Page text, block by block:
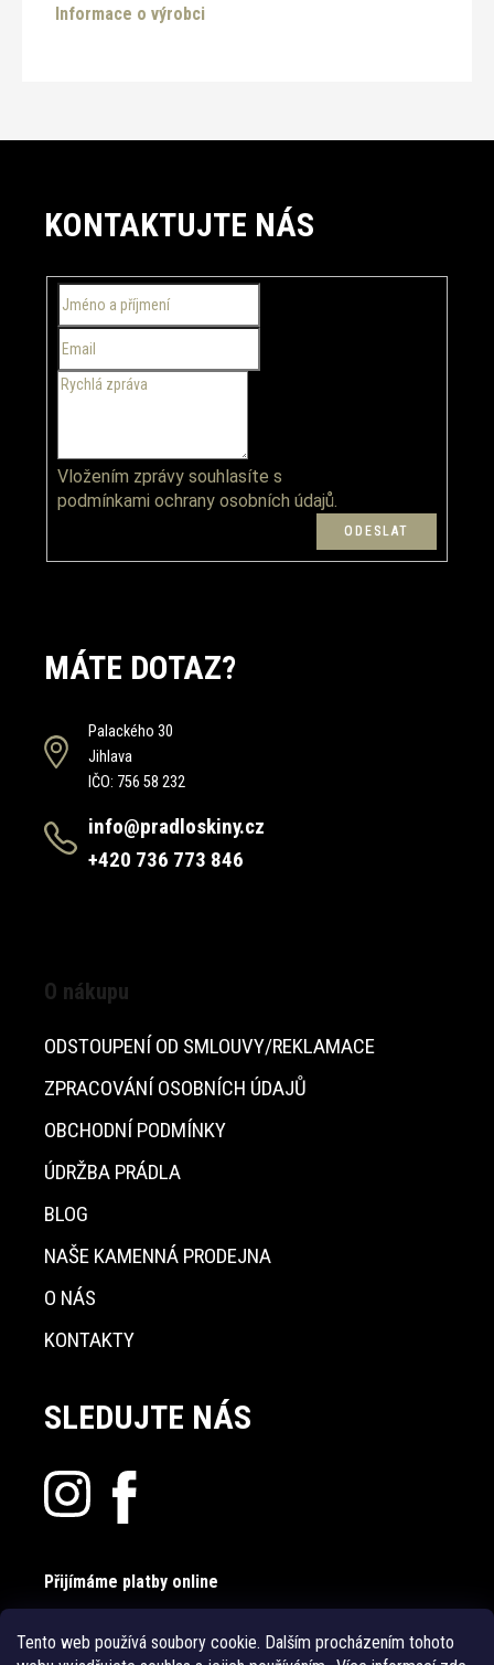
Tento web používá soubory cookie. Dalším procházením tohoto
Informace o výrobci
KONTAKTUJTE NÁS
Vložením zprávy souhlasíte s
podmínkami ochrany osobních údajů.
MÁTE DOTAZ?
Palackého 30
Jihlava
IČO: 756 58 232
info@pradloskiny.cz
+420 736 773 846
O nákupu
ODSTOUPENÍ OD SMLOUVY/REKLAMACE
ZPRACOVÁNÍ OSOBNÍCH ÚDAJŮ
OBCHODNÍ PODMÍNKY
ÚDRŽBA PRÁDLA
BLOG
NAŠE KAMENNÁ PRODEJNA
O NÁS
KONTAKTY
SLEDUJTE NÁS
Přijímáme platby online